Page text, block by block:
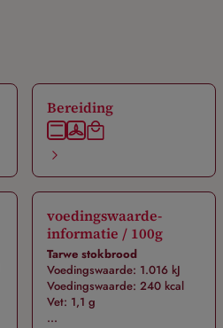
Bereiding
voedingswaarde-
informatie / 100g
Tarwe stokbrood
Voedingswaarde: 1.016 kJ
Voedingswaarde: 240 kcal
Vet: 1,1 g
...